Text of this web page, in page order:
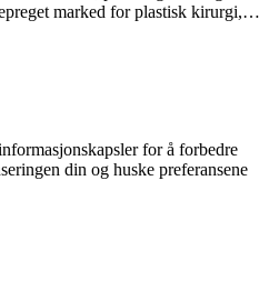
marked for plastisk kirurgi,…
for å forbedre
din og huske preferansene